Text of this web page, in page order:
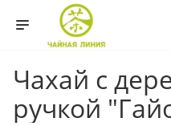
Чахай с
ручкой